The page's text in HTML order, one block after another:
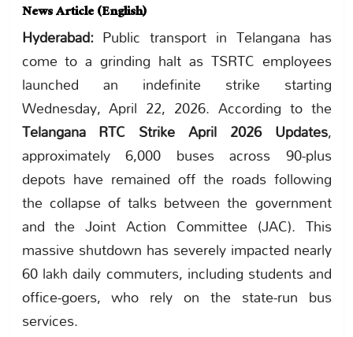
News Article (English)
Hyderabad:Public transport in Telangana has
come to a grinding halt as TSRTC employees
launched an indefinite strike starting
Wednesday, April 22, 2026. According to the
Telangana RTC Strike April 2026 Updates,
approximately 6,000 buses across 90-plus
depots have remained off the roads following
the collapse of talks between the government
and the Joint Action Committee (JAC). This
massive shutdown has severely impacted nearly
60 lakh daily commuters, including students and
office-goers, who rely on the state-run bus
services.